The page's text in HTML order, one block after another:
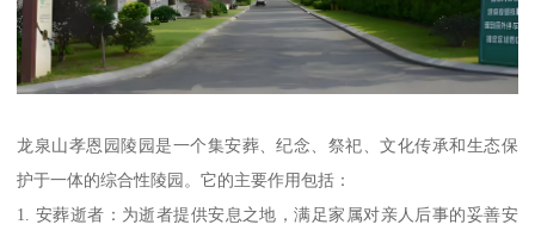
龙泉山孝恩园陵园是一个集安葬、纪念、祭祀、文化传承和生态保
护于一体的综合性陵园。它的主要作用包括：
1. 安葬逝者：为逝者提供安息之地，满足家属对亲人后事的妥善安